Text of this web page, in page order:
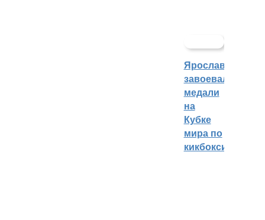
Ярославцы
завоевали
медали
на
Кубке
мира по
кикбоксингу